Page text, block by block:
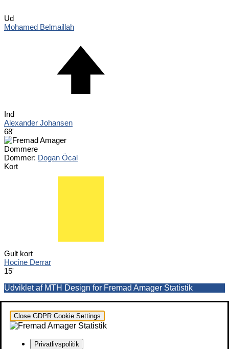
Ud
Mohamed Belmaillah
Ind
Alexander Johansen
68'
Dommere
Dommer: Dogan Öcal
Kort
Gult kort
Hocine Derrar
15'
Udviklet af MTH Design for Fremad Amager Statistik
Close GDPR Cookie Settings
Privatlivspolitik